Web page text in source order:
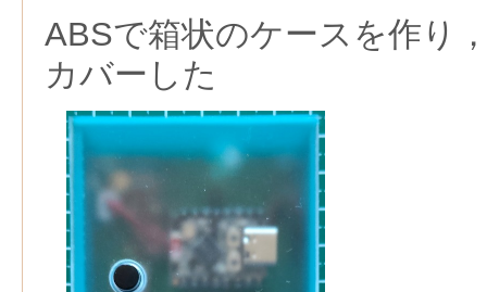
ABSで箱状のケースを作り
カバーした